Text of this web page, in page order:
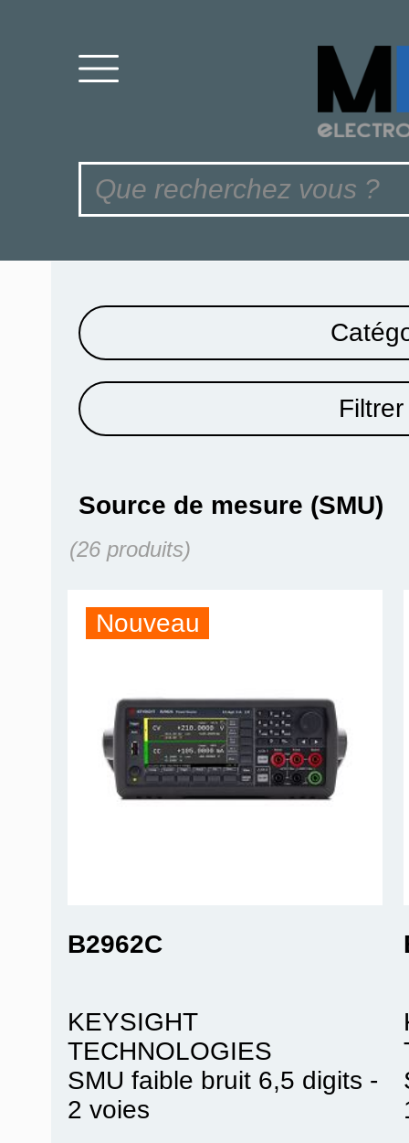
Source de mesure (SMU)
(26 produits)
B2962C
KEYSIGHT
TECHNOLOGIES
SMU faible bruit 6,5 digits -
2 voies
Nouveau